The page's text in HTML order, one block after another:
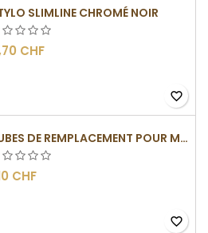
SLIMLINE CHROMÉ NOIR
CHF
favorite_border
TUBES DE REMPLACEMENT POUR MÉCANISMES SLIMLINE
CHF
favorite_border